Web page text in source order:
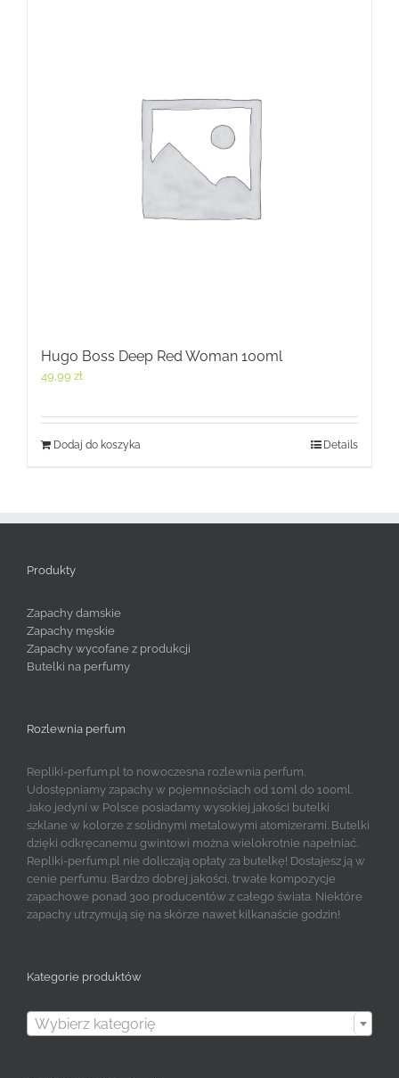
Hugo Boss Deep Red Woman 100ml
49,99 zł
Dodaj do koszyka Details
Produkty
Zapachy damskie
Zapachy męskie
Zapachy wycofane z produkcji
Butelki na perfumy
Rozlewnia perfum
Repliki-perfum.pl to nowoczesna rozlewnia perfum.
Udostępniamy zapachy w pojemnościach od 10ml do 100ml.
Jako jedyni w Polsce posiadamy wysokiej jakości butelki
szklane w kolorze z solidnymi metalowymi atomizerami. Butelki
dzięki odkręcanemu gwintowi można wielokrotnie napełniać.
Repliki-perfum.pl nie doliczają opłaty za butelkę! Dostajesz ją w
cenie perfumu. Bardzo dobrej jakości, trwałe kompozycje
zapachowe ponad 300 producentów z całego świata. Niektóre
zapachy utrzymują się na skórze nawet kilkanaście godzin!
Kategorie produktów
Wybierz kategorię